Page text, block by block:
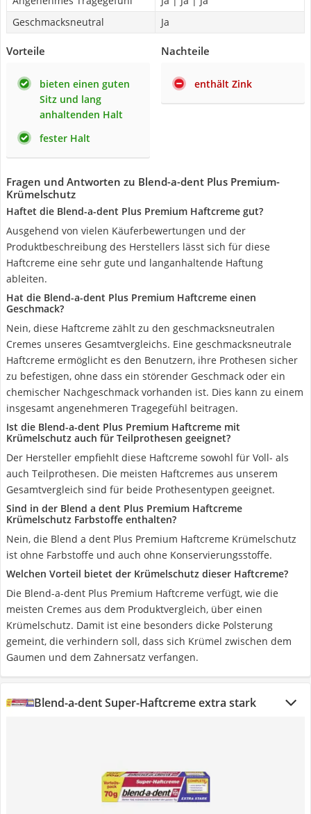
Geschmacksneutral
Ja
Vorteile
bieten einen guten
Sitz und lang
anhaltenden Halt
fester Halt
Nachteile
enthält Zink
Fragen und Antworten zu Blend-a-dent Plus Premium-
Krümelschutz
Haftet die Blend-a-dent Plus Premium Haftcreme gut?
Ausgehend von vielen Käuferbewertungen und der
Produktbeschreibung des Herstellers lässt sich für diese
Haftcreme eine sehr gute und langanhaltende Haftung
ableiten.
Hat die Blend-a-dent Plus Premium Haftcreme einen
Geschmack?
Nein, diese Haftcreme zählt zu den geschmacksneutralen
Cremes unseres Gesamtvergleichs. Eine geschmacksneutrale
Haftcreme ermöglicht es den Benutzern, ihre Prothesen sicher
zu befestigen, ohne dass ein störender Geschmack oder ein
chemischer Nachgeschmack vorhanden ist. Dies kann zu einem
insgesamt angenehmeren Tragegefühl beitragen.
Ist die Blend-a-dent Plus Premium Haftcreme mit
Krümelschutz auch für Teilprothesen geeignet?
Der Hersteller empfiehlt diese Haftcreme sowohl für Voll- als
auch Teilprothesen. Die meisten Haftcremes aus unserem
Gesamtvergleich sind für beide Prothesentypen geeignet.
Sind in der Blend a dent Plus Premium Haftcreme
Krümelschutz Farbstoffe enthalten?
Nein, die Blend a dent Plus Premium Haftcreme Krümelschutz
ist ohne Farbstoffe und auch ohne Konservierungsstoffe.
Welchen Vorteil bietet der Krümelschutz dieser Haftcreme?
Die Blend-a-dent Plus Premium Haftcreme verfügt, wie die
meisten Cremes aus dem Produktvergleich, über einen
Krümelschutz. Damit ist eine besonders dicke Polsterung
gemeint, die verhindern soll, dass sich Krümel zwischen dem
Gaumen und dem Zahnersatz verfangen.
Blend-a-dent Super-Haftcreme extra stark